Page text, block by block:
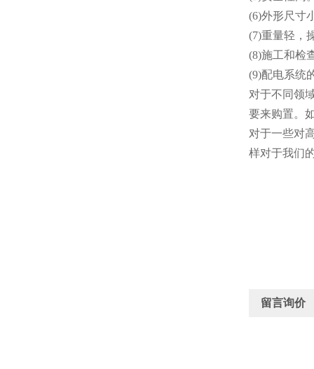
(6)外形尺寸
(7)重量轻，
(8)施工和检
(9)配电系统
对于不同领
要来购置。
对于一些对
样对于我们
留言询价